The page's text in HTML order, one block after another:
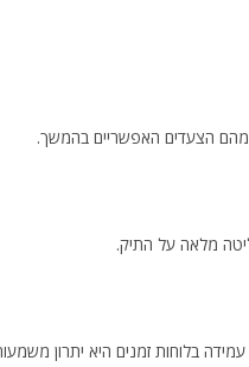
הצעדים האפשריים בהמשך.
מלאה על התיק.
בלוחות זמנים היא יתרון